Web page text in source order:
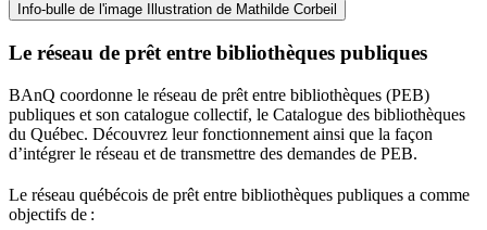
Info-bulle de l'image Illustration de Mathilde Corbeil
Le réseau de prêt entre bibliothèques publiques
BAnQ coordonne le réseau de prêt entre bibliothèques (PEB)
publiques et son catalogue collectif, le Catalogue des bibliothèques
du Québec. Découvrez leur fonctionnement ainsi que la façon
d’intégrer le réseau et de transmettre des demandes de PEB.
Le réseau québécois de prêt entre bibliothèques publiques a comme
objectifs de :